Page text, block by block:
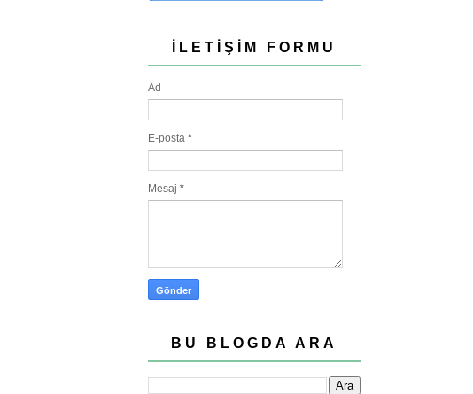
İLETIŞIM FORMU
Ad
E-posta *
Mesaj *
BU BLOGDA ARA